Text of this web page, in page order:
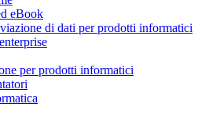
eBook
di dati per prodotti informatici
per prodotti informatici